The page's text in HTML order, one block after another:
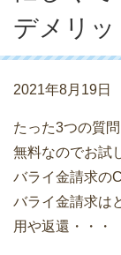
デメリッ
2021年8月19日
たった3つの質
無料なのでお試
バライ金請求の
バライ金請求は
用や返還・・・